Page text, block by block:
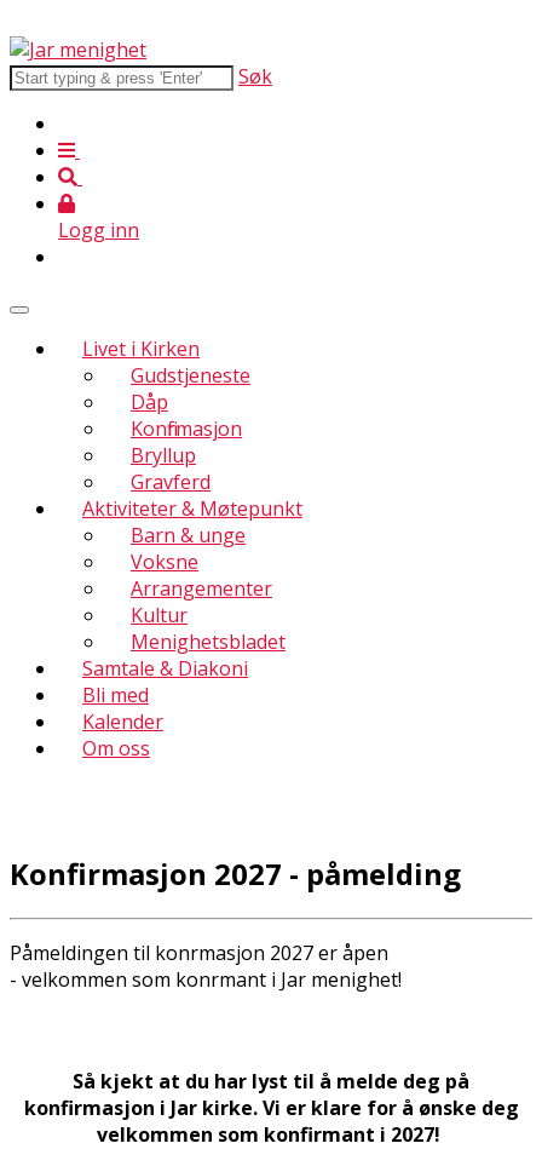
Søk
Logg inn
Livet i Kirken
Gudstjeneste
Dåp
Konfirmasjon
Bryllup
Gravferd
Aktiviteter & Møtepunkt
Barn & unge
Voksne
Arrangementer
Kultur
Menighetsbladet
Samtale & Diakoni
Bli med
Kalender
Om oss
Konfirmasjon 2027 - påmelding
Påmeldingen til konfirmasjon 2027 er åpen
- velkommen som konfirmant i Jar menighet!
Så kjekt at du har lyst til å melde deg på
konfirmasjon i Jar kirke. Vi er klare for å ønske deg
velkommen som konfirmant i 2027!